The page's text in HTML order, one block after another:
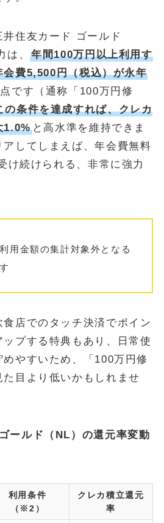
住友カード ゴールド
は、年間100万円以上利用す
会費5,500円（税込）が永年
です（通称「100万円修
の条件を達成すれば、クレカ
1.0%と高水準を維持できま
してしまえば、年会費無料
け続けられる、非常に強力
用金額の集計対象外となる
店でのタッチ決済でポイン
ップする特典もあり、日常使
やすいため、「100万円修
目より低いかもしれませ
ールド（NL）の還元率変動
利用条件
（※2）
クレカ積立還元
率